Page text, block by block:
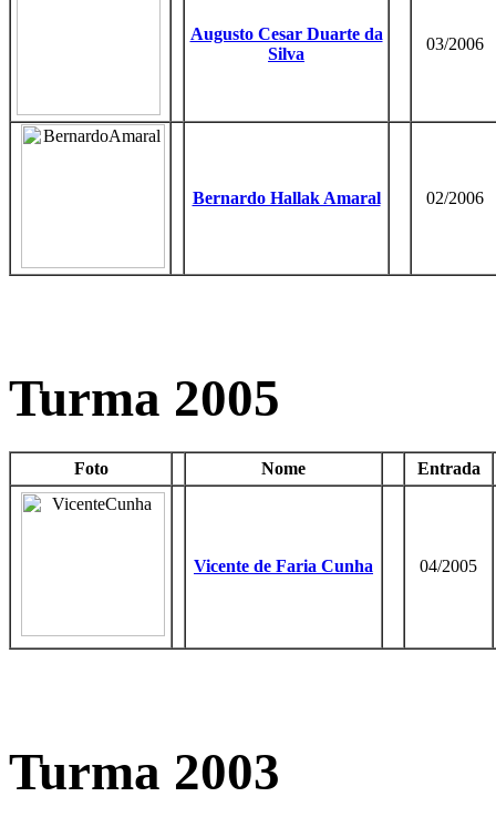
Augusto Cesar Duarte da
Silva
03/2006
Bernardo Hallak Amaral 02/2006
Turma 2005
Foto Nome Entrada
Vicente de Faria Cunha 04/2005
Turma 2003